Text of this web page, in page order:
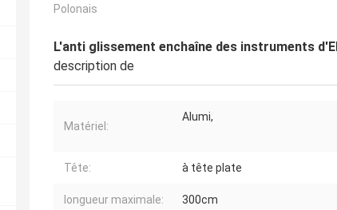
Polonais
L'anti glissement enchaîne des instruments
description de
Matériel:
Alumi,
Tête: à tête plate
longueur maximale: 300cm